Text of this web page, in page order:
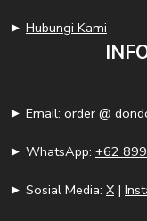
► Hubungi Kami
► Email: order @
► WhatsApp: +62
► Sosial Media: X |